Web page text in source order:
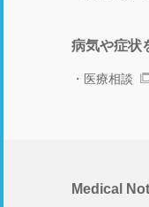
病気や症状
医療相談
Medical